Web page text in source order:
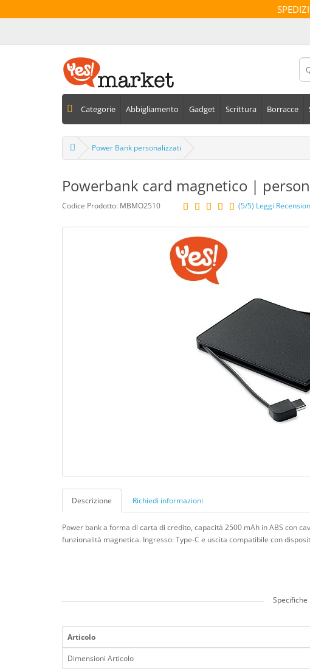
Categorie Abbigliamento Gadget Scrittura Borracce
Power Bank personalizzati
Powerbank card magnetico |
Codice Prodotto: MBMO2510 (5/5) Leggi
Descrizione Richiedi informazioni
Power bank a forma di carta di credito, capacità 2500 mAh in ABS con
funzionalità magnetica. Ingresso: Type-C e uscita compatibile con
Specifiche
Articolo
Dimensioni Articolo